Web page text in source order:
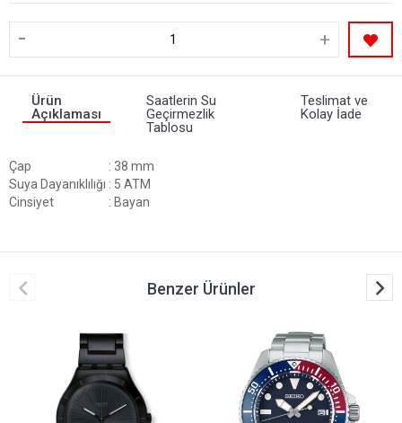
- +
Ürün
Açıklaması
Saatlerin Su
Geçirmezlik
Tablosu
Teslimat ve
Kolay İade
Çap
: 38 mm
Suya Dayanıklılığı : 5 ATM
Cinsiyet
: Bayan
Benzer Ürünler